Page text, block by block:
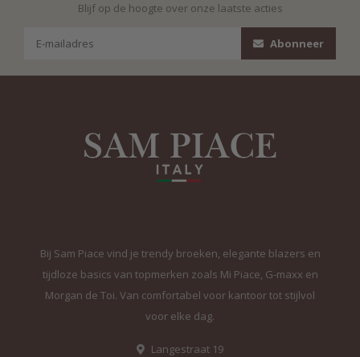
Blijf op de hoogte over onze laatste acties
Abonneer
Bij Sam Piace vind je trendy broeken, elegante blazers en
tijdloze basics van topmerken zoals Mi Piace, G-maxx en
Morgan de Toi. Van comfortabel voor kantoor tot stijlvol
voor elke dag.
Langestraat 19